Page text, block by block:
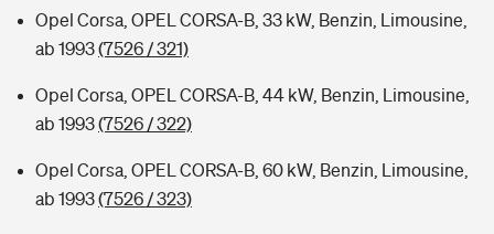
Opel Corsa, OPEL CORSA-B, 33 kW, Benzin, Limousine,
ab 1993(7526 / 321)
Opel Corsa, OPEL CORSA-B, 44 kW, Benzin, Limousine,
ab 1993(7526 / 322)
Opel Corsa, OPEL CORSA-B, 60 kW, Benzin, Limousine,
ab 1993(7526 / 323)